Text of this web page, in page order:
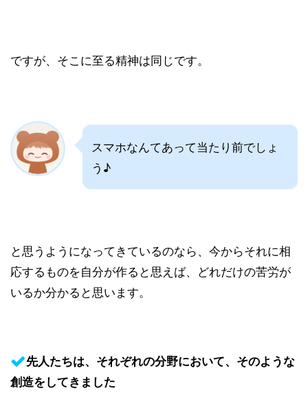
ですが、そこに至る精神は同じです。
スマホなんてあって当たり前でしょ
う♪
と思うようになってきているのなら、今からそれに相
応するものを自分が作ると思えば、どれだけの苦労が
いるか分かると思います。
先人たちは、それぞれの分野において、そのような
創造をしてきました